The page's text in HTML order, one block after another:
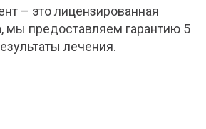
– это лицензированная
мы предоставляем гарантию 5
лечения.